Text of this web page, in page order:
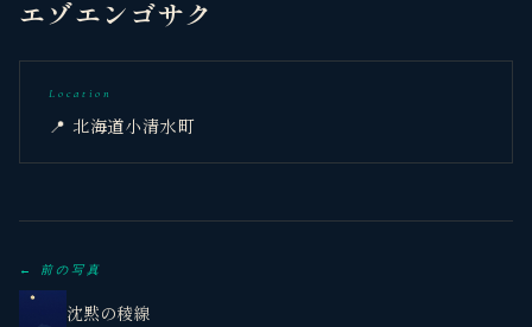
エゾエンゴサク
Location
📍 北海道小清水町
← 前の写真
沈黙の稜線